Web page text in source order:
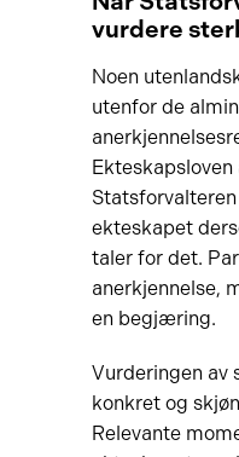
vurdere
Noen
utenfor de
ekteskapet
taler for det.
anerkjennelse,
en begjæring.
Vurderingen av
konkret og
Relevante